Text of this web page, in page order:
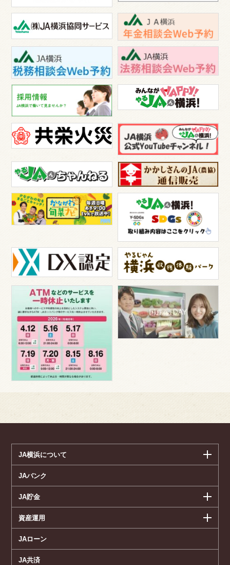
JA横浜について
JAバンク
JA貯金
資産運用
JAローン
JA共済